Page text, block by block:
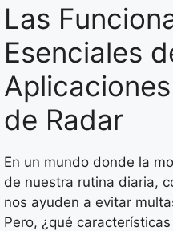
Las
Esenciales
de Radar
En un mundo donde la
de nuestra rutina diaria,
nos ayuden a evitar
Pero, ¿qué